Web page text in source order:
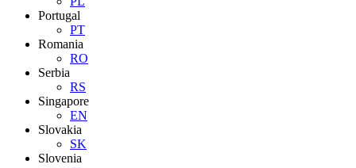
Portugal
PT
Romania
RO
Serbia
RS
Singapore
EN
Slovakia
SK
Slovenia